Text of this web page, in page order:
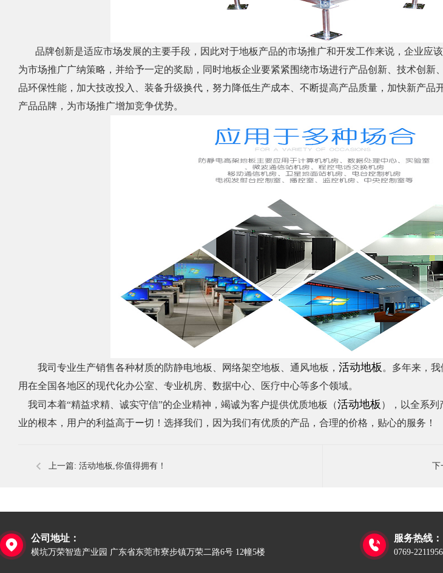
品牌创新是适应市场发展的主要手段，因此对于地板产品的市场推广和开发工作来说，企业应该
为市场推广广纳策略，并给予一定的奖励，同时地板企业要紧紧围绕市场进行产品创新、技术创新
品环保性能，加大技改投入、装备升级换代，努力降低生产成本、不断提高产品质量，加快新产品
产品品牌，为市场推广增加竞争优势。
我司专业生产销售各种材质的防静电地板 、网络架空地板、通风地板 ， 活动地板 。多年来，
用在全国各地区的现代化办公室、专业机房、数据中心、医疗中心等多个领域。
我司本着“精益求精、诚实守信”的企业精神，竭诚为客户提供优质地板（活动地板 ），以全系
业的根本，用户的利益高于ー切！选择我们，因为我们有优质的产品，合理的价格，贴心的服务！
上一篇: 活动地板,你值得拥有！ 下

公司地址：
横坑万荣智造产业园 广东省东莞市寮步镇万荣二路6号 12幢5楼

服务热线：
0769-